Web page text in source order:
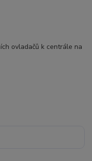
ovladačů k centrále na